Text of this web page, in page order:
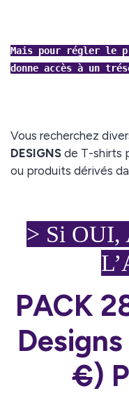
Mais pour régler le
donne accès à un
Vous recherchez
DESIGNS de T-shirts
ou produits dérivés
> Si OUI,
PACK
€)